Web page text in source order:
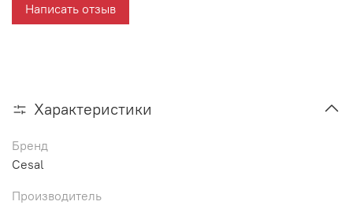
Написать отзыв
Характеристики
Бренд
Cesal
Производитель